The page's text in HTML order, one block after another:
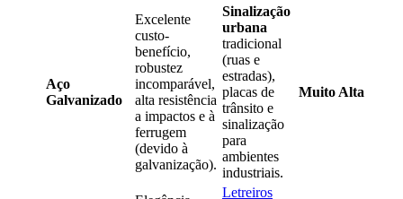
Aço
Galvanizado
Excelente
custo-
benefício,
robustez
incomparável,
alta resistência
a impactos e à
ferrugem
(devido à
galvanização).
Sinalização
urbana
tradicional
(ruas e
estradas),
placas de
trânsito e
sinalização
para
ambientes
industriais.
Muito Alta
Letreiros